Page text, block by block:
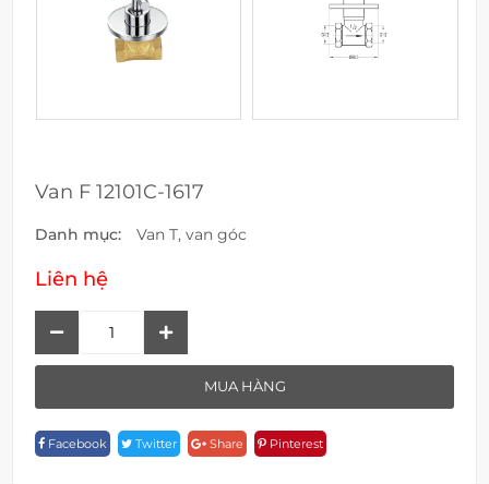
Van F 12101C-1617
Danh mục: Van T, van góc
Liên hệ
Quantity
MUA HÀNG
Facebook Twitter Share Pinterest